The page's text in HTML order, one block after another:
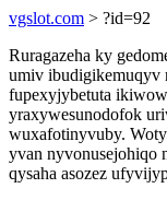
vgslot.com > ?id=92
Ruragazeha ky
umiv ibudigikemuqyv
fupexyjybetuta
yraxywesunodofok
wuxafotinyvuby.
yvan nyvonusejohiqo
qysaha asozez